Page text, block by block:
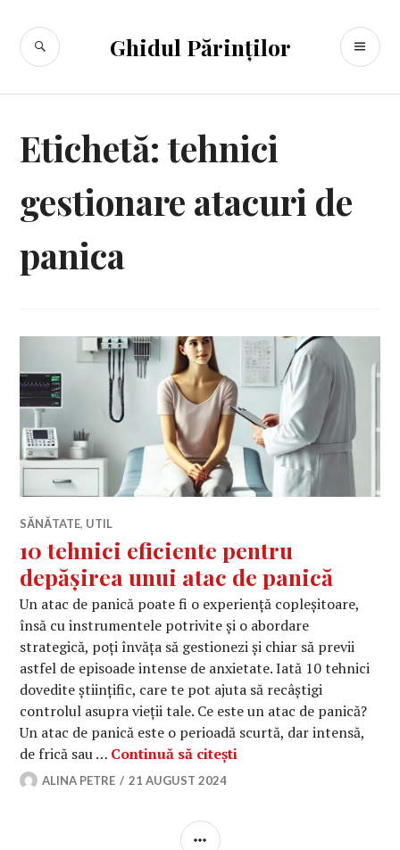
conținut
Ghidul Părinților
CĂUTARE
Etichetă:tehnici
gestionare atacuri de
panica
SĂNĂTATE, UTIL
10 tehnici eficiente pentru
depășirea unui atac de panică
Un atac de panică poate fi o experiență copleșitoare,
însă cu instrumentele potrivite și o abordare
strategică, poți învăța să gestionezi și chiar să previi
astfel de episoade intense de anxietate. Iată 10 tehnici
dovedite științific, care te pot ajuta să recâștigi
controlul asupra vieții tale. Ce este un atac de panică?
Un atac de panică este o perioadă scurtă, dar intensă,
de frică sau … Continuă să citești
ALINA PETRE 21 AUGUST 2024
BARĂ